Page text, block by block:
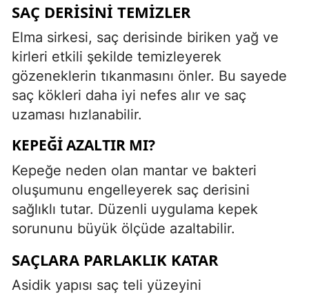
SAÇ DERISINI TEMIZLER
Elma sirkesi, saç derisinde biriken yağ ve
kirleri etkili şekilde temizleyerek
gözeneklerin tıkanmasını önler. Bu sayede
saç kökleri daha iyi nefes alır ve saç
uzaması hızlanabilir.
KEPEĞI AZALTIR MI?
Kepeğe neden olan mantar ve bakteri
oluşumunu engelleyerek saç derisini
sağlıklı tutar. Düzenli uygulama kepek
sorununu büyük ölçüde azaltabilir.
SAÇLARA PARLAKLIK KATAR
Asidik yapısı saç teli yüzeyini